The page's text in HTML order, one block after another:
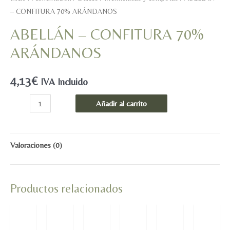
– CONFITURA 70% ARÁNDANOS
ABELLÁN – CONFITURA 70%
ARÁNDANOS
4,13€ IVA Incluido
ABELLÁN
70%
Añadir al carrito
Valoraciones (0)
Productos relacionados